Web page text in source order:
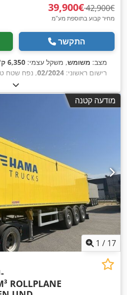
‏39,900 ‏€ ‏42,900 ‏€
מחיר קבוע בתוספת מע"מ
התקשר
מצב: משומש, משקל עצמי: 6,350 ק"ג
רישום ראשוני: 02/2024, נפח שטח
ציוד:
מודעה קטנה
1 / 17
ROLLPLANE